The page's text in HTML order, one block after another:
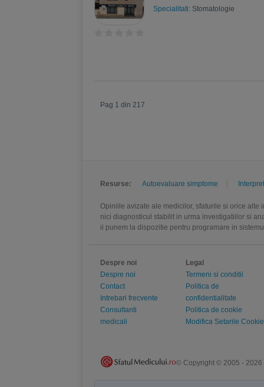
Specialitati: Stomatologie
Pag 1 din 217
Resurse: Autoevaluare simptome
Opiniile avizate ale medicilor, sfaturile si orice
nici diagnosticul stabilit in urma investigatiilor si
ii punem la dispozitie pentru programare in
Despre noi
Despre noi
Contact
Intrebari frecvente
Consultanti
medicali
Legal
Termeni si conditii
Politica de
confidentialitate
Politica de cookie
Modifica Setarile Cookie
© Copyright © 2005 - 2026